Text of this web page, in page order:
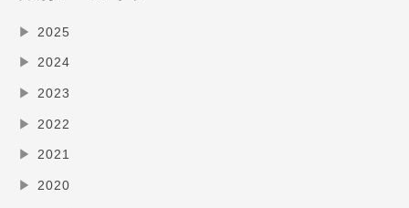
▶ 2025
▶ 2024
▶ 2023
▶ 2022
▶ 2021
▶ 2020